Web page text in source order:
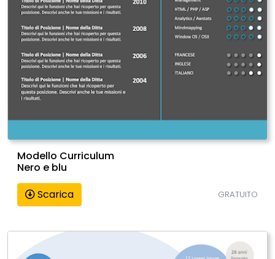
Modello Curriculum
Nero e blu
Scarica
GRATUITO